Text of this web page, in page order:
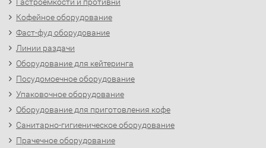
Кофейное оборудование
Фаст-фуд оборудование
Линии раздачи
Оборудование для кейтеринга
Посудомоечное оборудование
Упаковочное оборудование
Оборудование для приготовления кофе
Санитарно-гигиеническое оборудование
Прачечное оборудование